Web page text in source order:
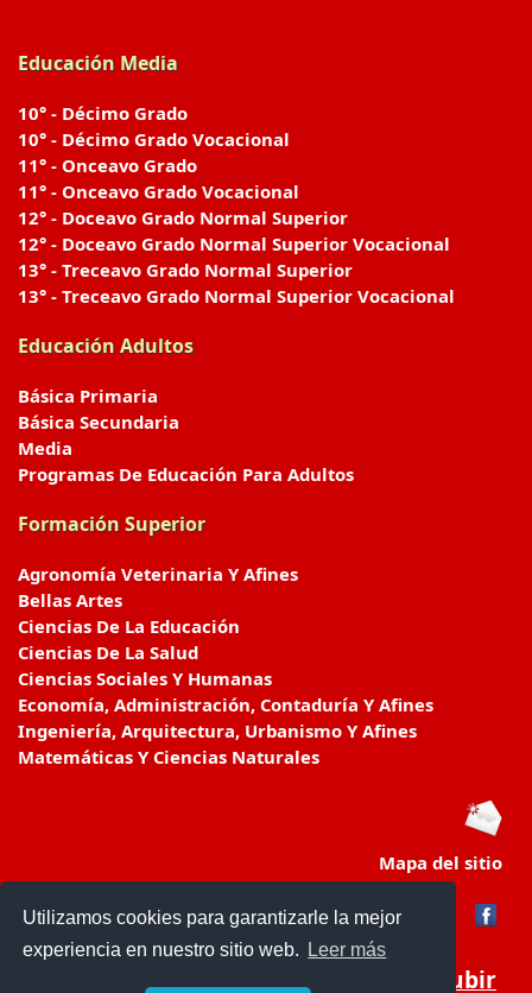
Utilizamos cookies para garantizarle la mejor
experiencia en nuestro sitio web.
Leer más
Educación Media
10° - Décimo Grado
10° - Décimo Grado Vocacional
11° - Onceavo Grado
11° - Onceavo Grado Vocacional
12° - Doceavo Grado Normal Superior
12° - Doceavo Grado Normal Superior Vocacional
13° - Treceavo Grado Normal Superior
13° - Treceavo Grado Normal Superior Vocacional
Educación Adultos
Básica Primaria
Básica Secundaria
Media
Programas De Educación Para Adultos
Formación Superior
Agronomía Veterinaria Y Afines
Bellas Artes
Ciencias De La Educación
Ciencias De La Salud
Ciencias Sociales Y Humanas
Economía, Administración, Contaduría Y Afines
Ingeniería, Arquitectura, Urbanismo Y Afines
Matemáticas Y Ciencias Naturales
Mapa del sitio
Subir